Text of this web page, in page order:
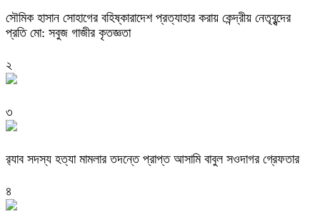
সৌমিক হাসান সোহাগের বহিষ্কারাদেশ প্রত্যাহার করায় কেন্দ্রীয় নেতৃবৃন্দের
প্রতি মো: সবুজ গাজীর কৃতজ্ঞতা
২
৩
র‌্যাব সদস্য হত্যা মামলার তদন্তে প্রাপ্ত আসামি বাবুল সওদাগর গ্রেফতার
৪